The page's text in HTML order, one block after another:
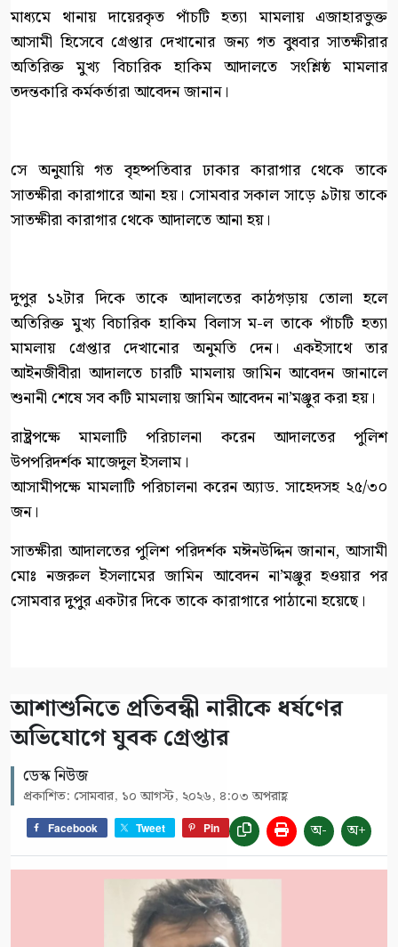
মাধ্যমে থানায় দায়েরকৃত পাঁচটি হত্যা মামলায় এজাহারভুক্ত
আসামী হিসেবে গ্রেপ্তার দেখানোর জন্য গত বুধবার সাতক্ষীরার
অতিরিক্ত মুখ্য বিচারিক হাকিম আদালতে সংশ্লিষ্ঠ মামলার
তদন্তকারি কর্মকর্তারা আবেদন জানান।
সে অনুযায়ি গত বৃহষ্পতিবার ঢাকার কারাগার থেকে তাকে
সাতক্ষীরা কারাগারে আনা হয়। সোমবার সকাল সাড়ে ৯টায় তাকে
সাতক্ষীরা কারাগার থেকে আদালতে আনা হয়।
দুপুর ১২টার দিকে তাকে আদালতের কাঠগড়ায় তোলা হলে
অতিরিক্ত মুখ্য বিচারিক হাকিম বিলাস ম-ল তাকে পাঁচটি হত্যা
মামলায় গ্রেপ্তার দেখানোর অনুমতি দেন। একইসাথে তার
আইনজীবীরা আদালতে চারটি মামলায় জামিন আবেদন জানালে
শুনানী শেষে সব কটি মামলায় জামিন আবেদন না’মঞ্জুর করা হয়।
রাষ্ট্রপক্ষে মামলাটি পরিচালনা করেন আদালতের পুলিশ
উপপরিদর্শক মাজেদুল ইসলাম।
আসামীপক্ষে মামলাটি পরিচালনা করেন অ্যাড. সাহেদসহ ২৫/৩০
জন।
সাতক্ষীরা আদালতের পুলিশ পরিদর্শক মঈনউদ্দিন জানান, আসামী
মোঃ নজরুল ইসলামের জামিন আবেদন না’মঞ্জুর হওয়ার পর
সোমবার দুপুর একটার দিকে তাকে কারাগারে পাঠানো হয়েছে।
আশাশুনিতে প্রতিবন্ধী নারীকে ধর্ষণের
অভিযোগে যুবক গ্রেপ্তার
ডেস্ক নিউজ
প্রকাশিত: সোমবার, ১০ আগস্ট, ২০২৬, ৪:০৩ অপরাহ্ণ
Facebook Tweet Pin অ- অ+